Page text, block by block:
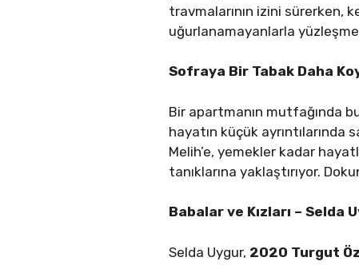
travmalarının izini sürerken,
uğurlanamayanlarla
Sofraya Bir Tabak Daha
Bir apartmanın mutfağında
hayatın küçük ayrıntılarında
Melih’e, yemekler kadar
tanıklarına yaklaştırıyor.
Babalar ve Kızları – Selda
Selda Uygur, 2020 Turgut